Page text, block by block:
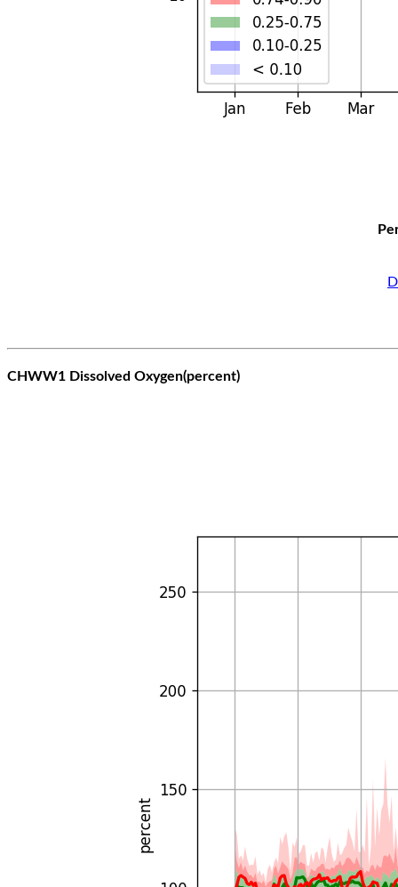
CHWW1 Dissolved Oxygen(percent)